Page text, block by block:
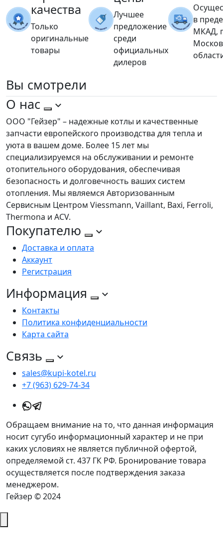
качества
Только
оригинальные
товары
Лучшее
предложение
среди
официальных
дилеров
в
МКАД,
Вы смотрели
О нас
ООО "Гейзер" – надежные котлы и качественные
запчасти европейского производства для тепла и
уюта в вашем доме. Более 15 лет мы
специализируемся на обслуживании и ремонте
отопительного оборудования, обеспечивая
безопасность и долговечность ваших систем
отопления. Мы являемся Авторизованным
Сервисным Центром Viessmann, Vaillant, Baxi, Ferroli,
Thermona и ACV.
Покупателю
Доставка и оплата
Аккаунт
Регистрация
Информация
Контакты
Политика конфиденциальности
Карта сайта
Связь
sales@kupi-kotel.ru
+7 (963) 629-74-34
Обращаем внимание на то, что данная информация
носит сугубо информационный характер и не при
каких условиях не является публичной офертой,
определяемой ст. 437 ГК РФ. Бронирование товара
осуществляется после подтверждения заказа
менеджером.
Гейзер © 2024